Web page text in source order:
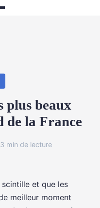
plus beaux
de la France
3 min de lecture
et que les
meilleur moment